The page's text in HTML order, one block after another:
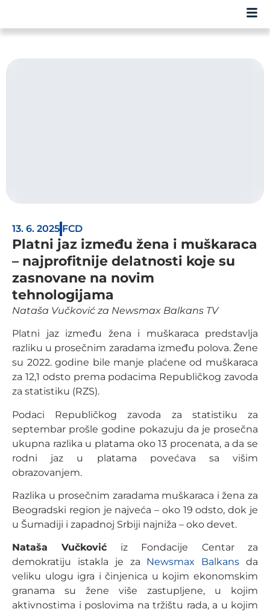
13. 6. 2025 FCD
Platni jaz između žena i muškaraca
– najprofitnije delatnosti koje su
zasnovane na novim
tehnologijama
Nataša Vučković za Newsmax Balkans TV
Platni jaz između žena i muškaraca predstavlja
razliku u prosečnim zaradama između polova. Žene
su 2022. godine bile manje plaćene od muškaraca
za 12,1 odsto prema podacima Republičkog zavoda
za statistiku (RZS).
Podaci Republičkog zavoda za statistiku za
septembar prošle godine pokazuju da je prosečna
ukupna razlika u platama oko 13 procenata, a da se
rodni jaz u platama povećava sa višim
obrazovanjem.
Razlika u prosečnim zaradama muškaraca i žena za
Beogradski region je najveća – oko 19 odsto, dok je
u Šumadiji i zapadnoj Srbiji najniža – oko devet.
Nataša Vučković iz Fondacije Centar za
demokratiju istakla je za Newsmax Balkans da
veliku ulogu igra i činjenica u kojim ekonomskim
granama su žene više zastupljene, u kojim
aktivnostima i poslovima na tržištu rada, a u kojim